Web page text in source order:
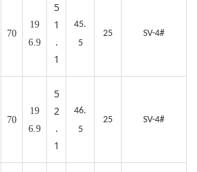
70
19
6.9
5
1
.
1
45.
5
25 SV-4#
70
19
6.9
5
2
.
1
46.
5
25 SV-4#